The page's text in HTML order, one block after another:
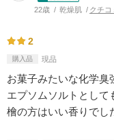
22歳 乾燥肌 クチコ
2
購入品 現品
お菓子みたいな化学臭
エプソムソルトとして
檜の方はいい香りでし